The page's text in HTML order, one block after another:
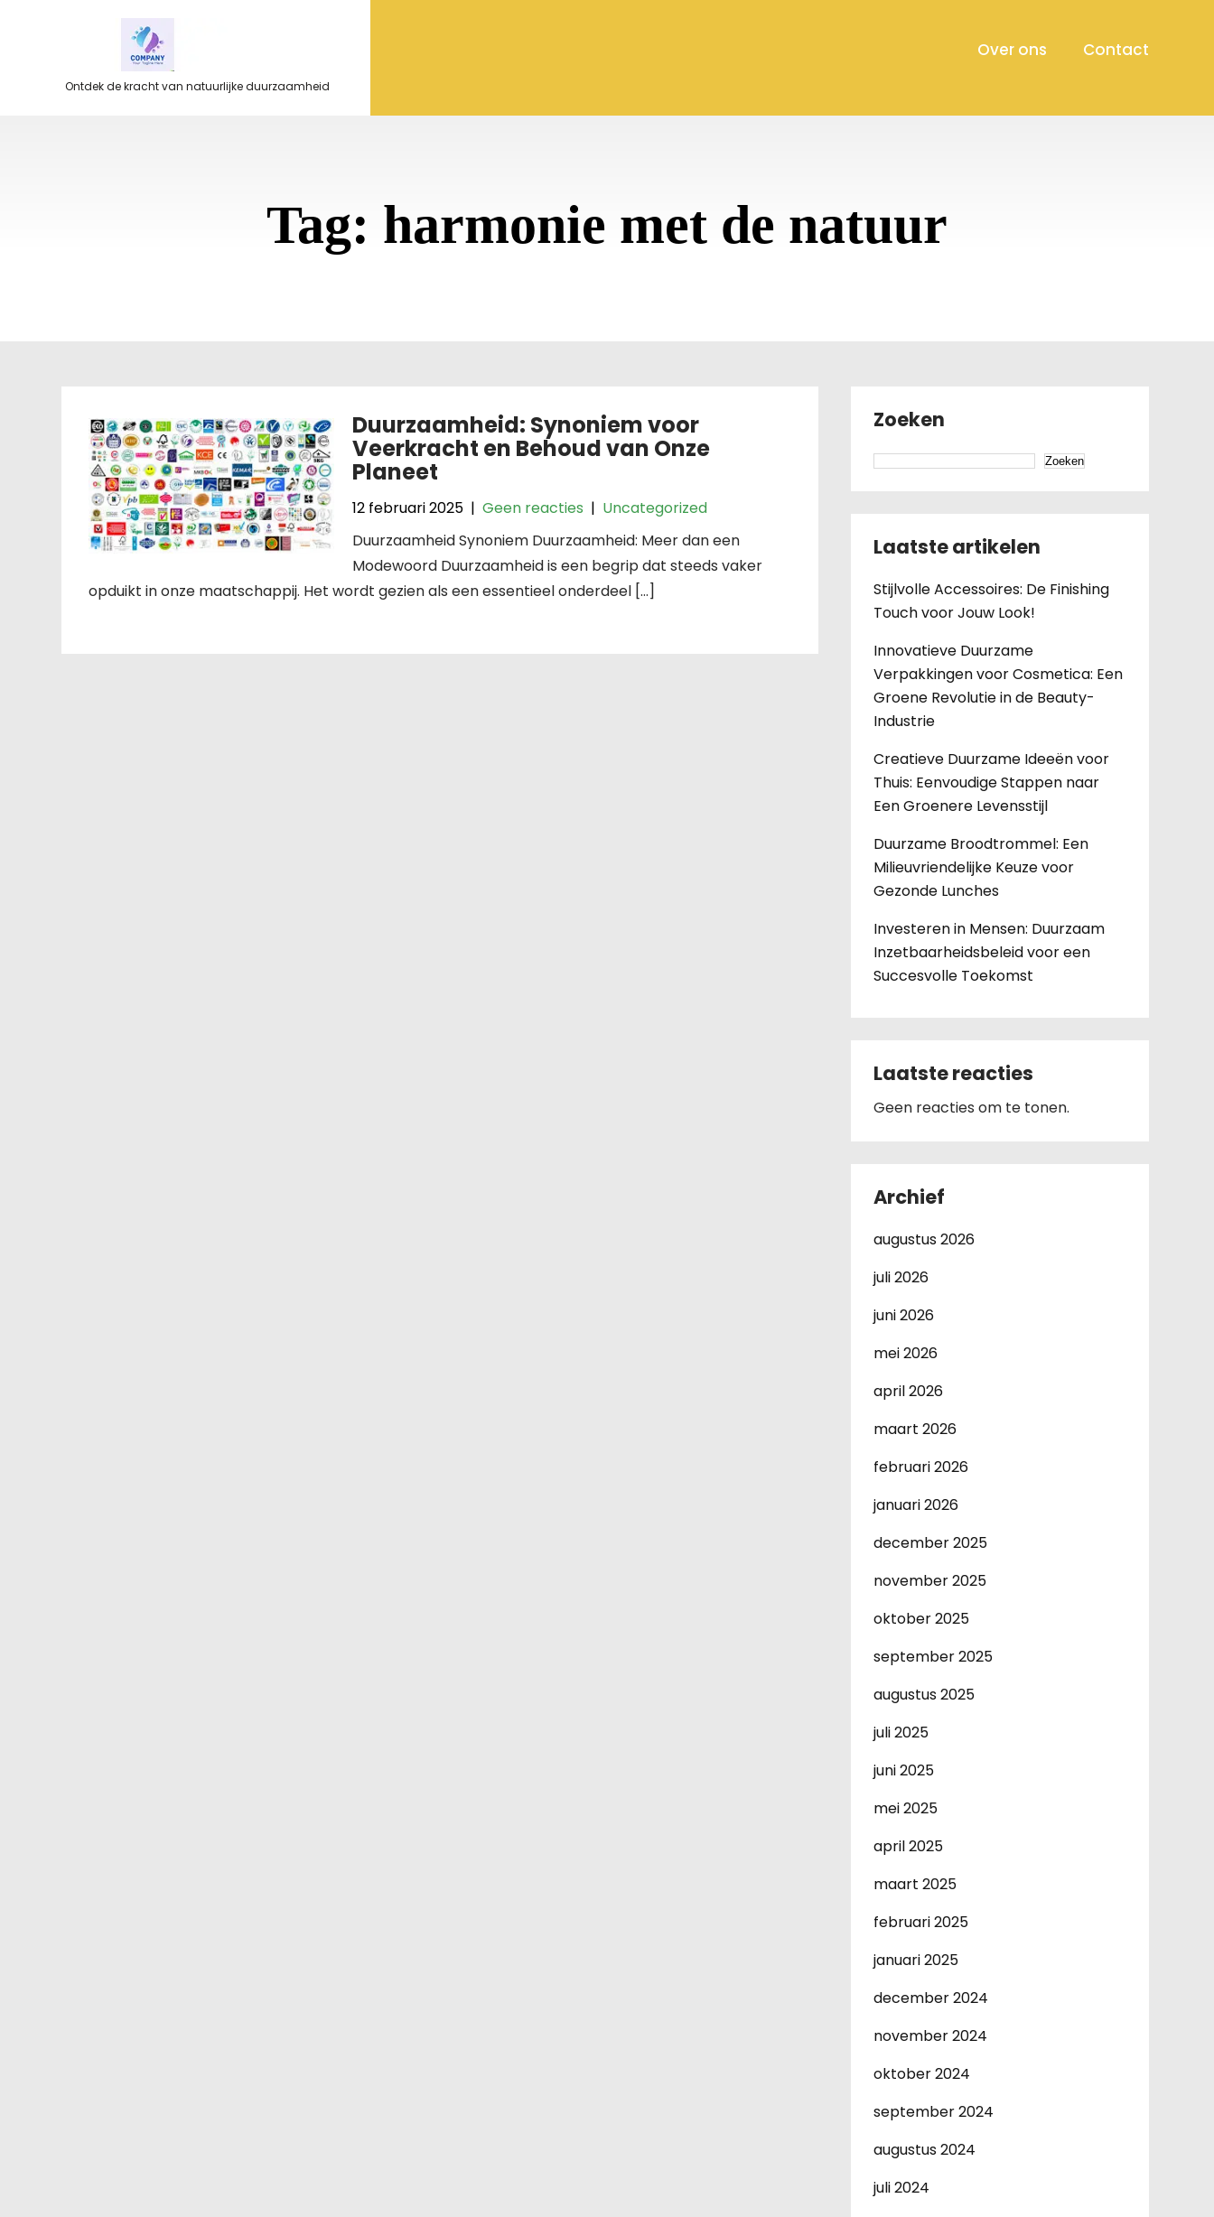
Ontdek de kracht van natuurlijke duurzaamheid
Over ons Contact
Tag: harmonie met de natuur
Duurzaamheid: Synoniem voor
Veerkracht en Behoud van Onze
Planeet
12 februari 2025 |Geen reacties | Uncategorized
Duurzaamheid Synoniem Duurzaamheid: Meer dan een
Modewoord Duurzaamheid is een begrip dat steeds vaker
opduikt in onze maatschappij. Het wordt gezien als een essentieel onderdeel […]
Zoeken
Zoeken
Laatste artikelen
Stijlvolle Accessoires: De Finishing
Touch voor Jouw Look!
Innovatieve Duurzame
Verpakkingen voor Cosmetica: Een
Groene Revolutie in de Beauty-
Industrie
Creatieve Duurzame Ideeën voor
Thuis: Eenvoudige Stappen naar
Een Groenere Levensstijl
Duurzame Broodtrommel: Een
Milieuvriendelijke Keuze voor
Gezonde Lunches
Investeren in Mensen: Duurzaam
Inzetbaarheidsbeleid voor een
Succesvolle Toekomst
Laatste reacties
Geen reacties om te tonen.
Archief
augustus 2026
juli 2026
juni 2026
mei 2026
april 2026
maart 2026
februari 2026
januari 2026
december 2025
november 2025
oktober 2025
september 2025
augustus 2025
juli 2025
juni 2025
mei 2025
april 2025
maart 2025
februari 2025
januari 2025
december 2024
november 2024
oktober 2024
september 2024
augustus 2024
juli 2024